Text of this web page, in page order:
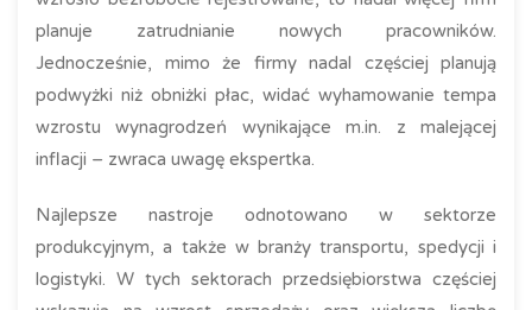
planuje zatrudnianie nowych pracowników.
Jednocześnie, mimo że firmy nadal częściej planują
podwyżki niż obniżki płac, widać wyhamowanie tempa
wzrostu wynagrodzeń wynikające m.in. z malejącej
inflacji – zwraca uwagę ekspertka.
Najlepsze nastroje odnotowano w sektorze
produkcyjnym, a także w branży transportu, spedycji i
logistyki. W tych sektorach przedsiębiorstwa częściej